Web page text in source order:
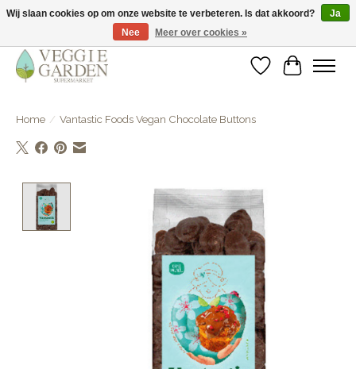
vegan & veggie products | free store pick-up
Verlanglijst
Home / Vantastic Foods Vegan Chocolate Buttons
Product image slideshow Items
Wij slaan cookies op om onze website te verbeteren. Is dat akkoord?
Ja
Nee
Meer over cookies »